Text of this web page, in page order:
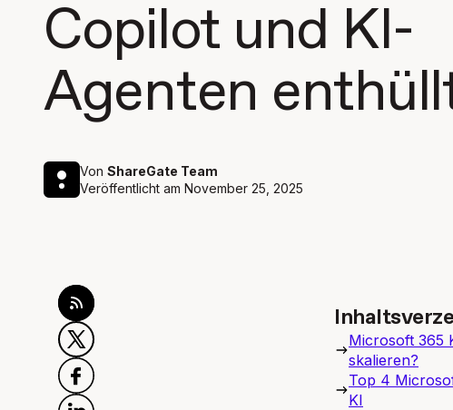
Copilot und KI-
Agenten
Von ShareGate Team
Veröffentlicht am November 25, 2025
Microsoft 365
skalieren?
Top 4
KI